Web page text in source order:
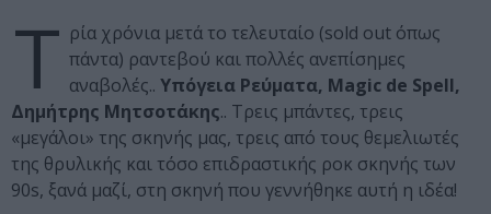
Τ ρία χρόνια μετά το τελευταίο (sold out όπως
πάντα) ραντεβού και πολλές ανεπίσημες
αναβολές.. Υπόγεια Ρεύματα, Magic de Spell,
Δημήτρης Μητσοτάκης.. Τρεις μπάντες, τρεις
«μεγάλοι» της σκηνής μας, τρεις από τους θεμελιωτές
της θρυλικής και τόσο επιδραστικής ροκ σκηνής των
90s, ξανά μαζί, στη σκηνή που γεννήθηκε αυτή η ιδέα!